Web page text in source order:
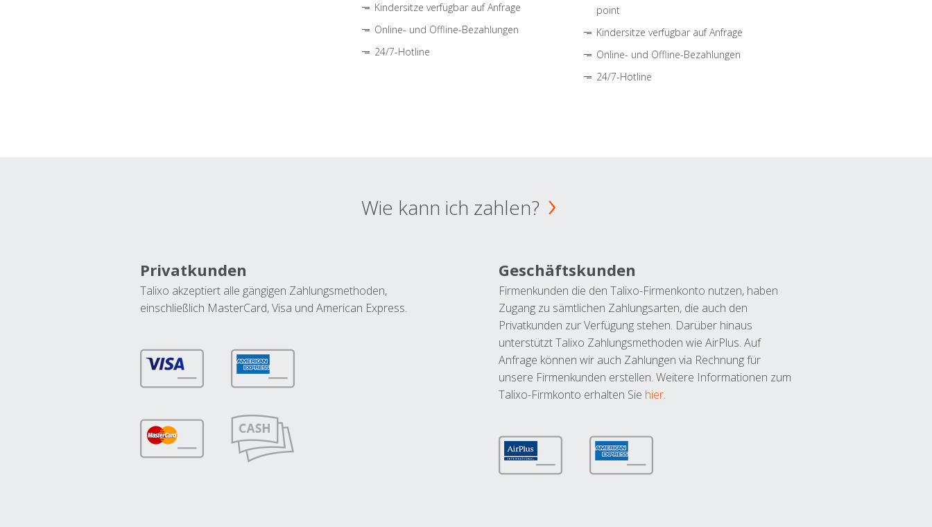
Kindersitze verfügbar auf Anfrage
Online- und Offline-Bezahlungen
24/7-Hotline
point
Kindersitze verfügbar auf Anfrage
Online- und Offline-Bezahlungen
24/7-Hotline
Wie kann ich zahlen?
Privatkunden
Talixo akzeptiert alle gängigen Zahlungsmethoden,
einschließlich MasterCard, Visa und American Express.
Geschäftskunden
Firmenkunden die den Talixo-Firmenkonto nutzen, haben
Zugang zu sämtlichen Zahlungsarten, die auch den
Privatkunden zur Verfügung stehen. Darüber hinaus
unterstützt Talixo Zahlungsmethoden wie AirPlus. Auf
Anfrage können wir auch Zahlungen via Rechnung für
unsere Firmenkunden erstellen. Weitere Informationen zum
Talixo-Firmkonto erhalten Sie hier.